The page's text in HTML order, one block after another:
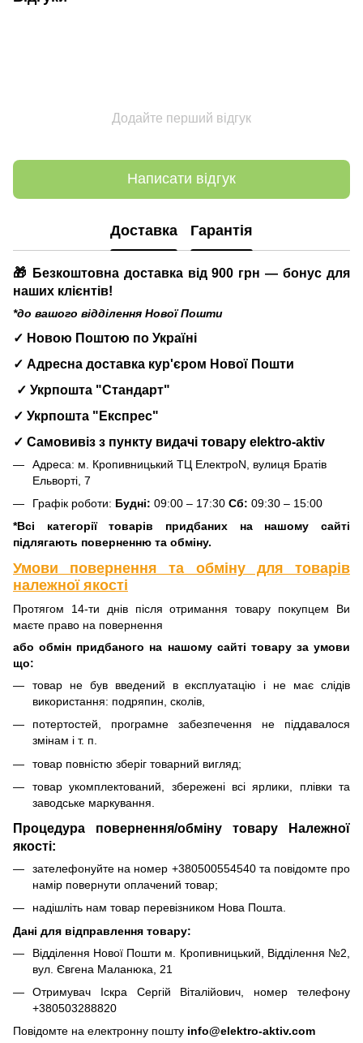
Додайте перший відгук
Написати відгук
Доставка Гарантія
🎁 Безкоштовна доставка від 900 грн — бонус для
наших клієнтів!
*до вашого відділення Нової Пошти
✓ Новою Поштою по Україні
✓ Адресна доставка кур'єром Нової Пошти
✓ Укрпошта "Стандарт"
✓ Укрпошта "Експрес"
✓ Самовивіз з пункту видачі товару elektro-aktiv
Адреса: м. Кропивницький ТЦ ЕлектроN, вулиця Братів
Ельворті, 7
Графік роботи: Будні: 09:00 – 17:30 Сб: 09:30 – 15:00
*Всі категорії товарів придбаних на нашому сайті
підлягають поверненню та обміну.
Умови повернення та обміну для товарів
належної якості
Протягом 14-ти днів після отримання товару покупцем Ви
маєте право на повернення
або обмін придбаного на нашому сайті товару за умови
що:
товар не був введений в експлуатацію і не має слідів
використання: подряпин, сколів,
потертостей, програмне забезпечення не піддавалося
змінам і т. п.
товар повністю зберіг товарний вигляд;
товар укомплектований, збережені всі ярлики, плівки та
заводське маркування.
Процедура повернення/обміну товару Належної
якості:
зателефонуйте на номер +380500554540 та повідомте про
намір повернути оплачений товар;
надішліть нам товар перевізником Нова Пошта.
Дані для відправлення товару:
Відділення Нової Пошти м. Кропивницький, Відділення №2,
вул. Євгена Маланюка, 21
Отримувач Іскра Сергій Віталійович, номер телефону
+380503288820
Повідомте на електронну пошту info@elektro-aktiv.com